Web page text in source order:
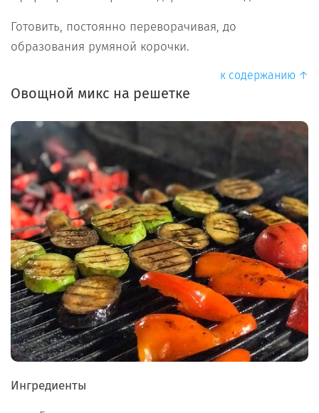
Готовить, постоянно переворачивая, до
образования румяной корочки.
к содержанию ↑
Овощной микс на решетке
Ингредиенты